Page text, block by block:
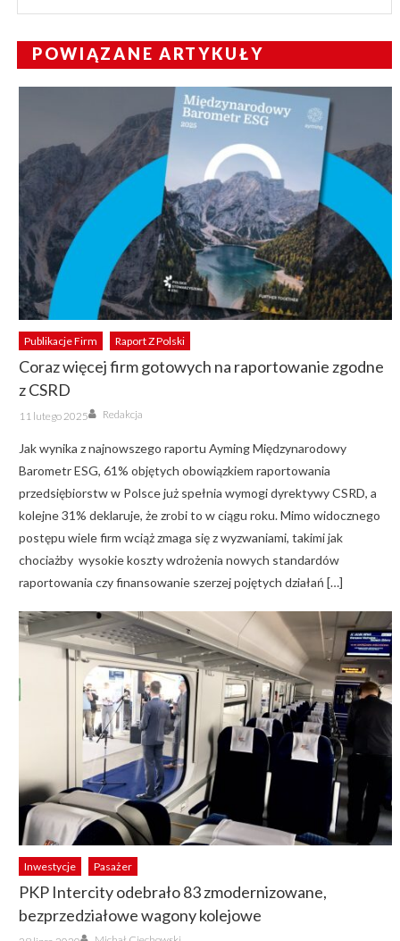
POWIĄZANE ARTYKUŁY
Publikacje Firm Raport Z Polski
Coraz więcej firm gotowych na raportowanie zgodne
z CSRD
Posted
on
11 lutego 2025 Author
Redakcja
Jak wynika z najnowszego raportu Ayming Międzynarodowy
Barometr ESG, 61% objętych obowiązkiem raportowania
przedsiębiorstw w Polsce już spełnia wymogi dyrektywy CSRD, a
kolejne 31% deklaruje, że zrobi to w ciągu roku. Mimo widocznego
postępu wiele firm wciąż zmaga się z wyzwaniami, takimi jak
chociażby wysokie koszty wdrożenia nowych standardów
raportowania czy finansowanie szerzej pojętych działań […]
Inwestycje Pasażer
PKP Intercity odebrało 83 zmodernizowane,
bezprzedziałowe wagony kolejowe
Posted
Author